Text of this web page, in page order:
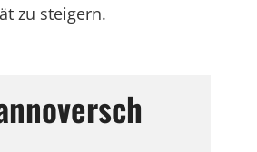
zu steigern.